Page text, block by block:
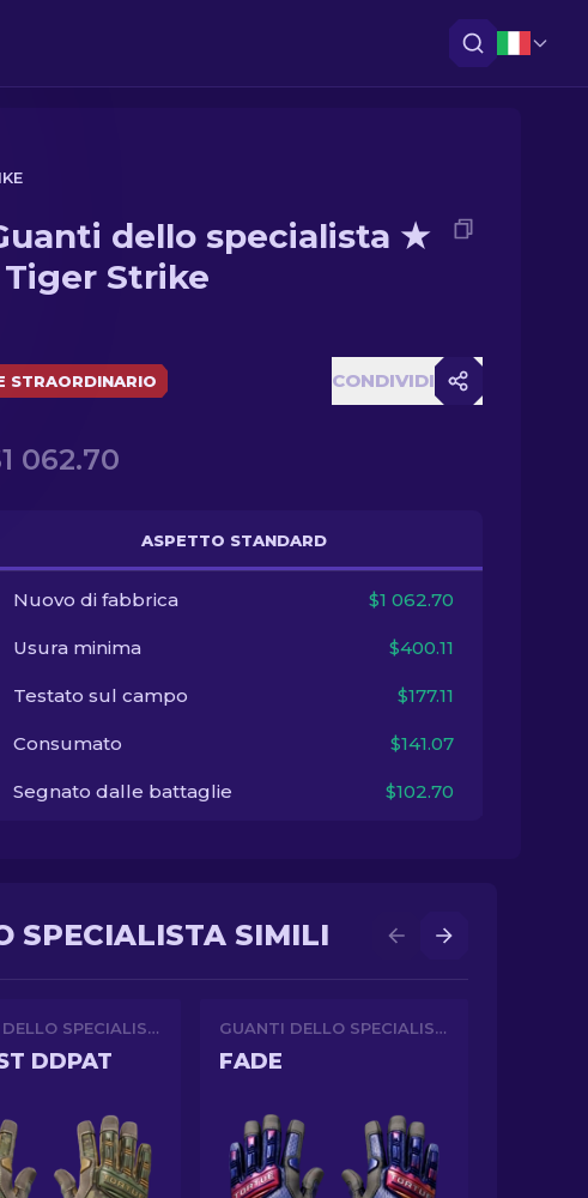
dello specialista ★
Tiger Strike
STRAORDINARIO CONDIVIDI
062.70
ASPETTO STANDARD
Nuovo di fabbrica $1 062.70
Usura minima $400.11
Testato sul campo $177.11
Consumato $141.07
Segnato dalle battaglie $102.70
SPECIALISTA SIMILI
GUANTI DELLO SPECIALISTA
DDPAT
GUANTI DELLO SPECIALISTA
FADE